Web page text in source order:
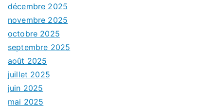
décembre 2025
novembre 2025
octobre 2025
septembre 2025
août 2025
juillet 2025
juin 2025
mai 2025